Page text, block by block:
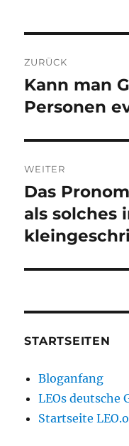
ZURÜCK
Vorheriger
Beitrag:
Kann man
Personen
WEITER
Nächster
Beitrag:
Das
als solches
STARTSEITEN
Bloganfang
LEOs deutsche
Startseite